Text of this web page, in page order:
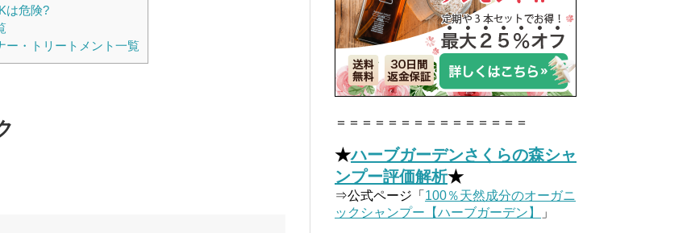
は危険?
ー・トリートメント一覧
＝＝＝＝＝＝＝＝＝＝＝＝＝＝＝
★ハーブガーデンさくらの森シャ
ンプー評価解析★
⇒公式ページ「 100％天然成分のオーガニ
ックシャンプー【ハーブガーデン】
」